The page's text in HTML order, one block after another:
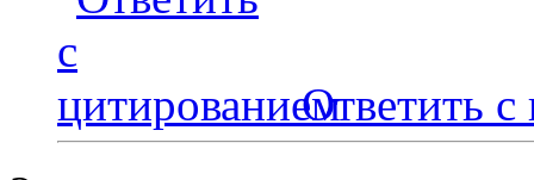
Ответить с